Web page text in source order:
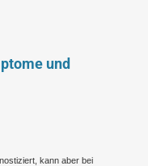
und
kann aber bei